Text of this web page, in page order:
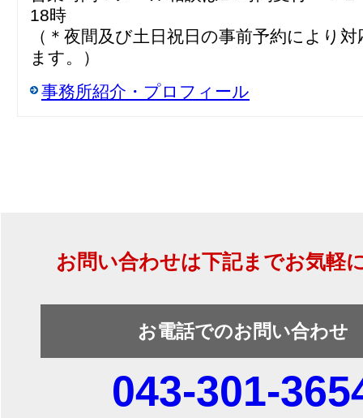
18時
（＊夜間及び土日祝日の事前予約により
ます。）
事務所紹介・プロフィール
お問い合わせは下記までお気軽
お電話でのお問い合わせ
043-301-